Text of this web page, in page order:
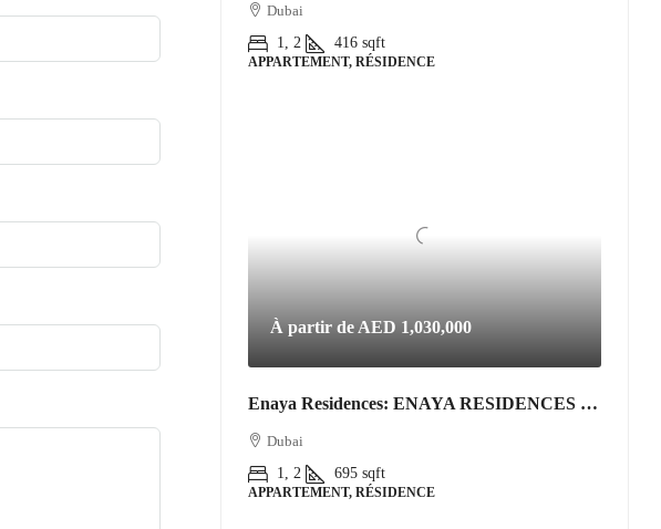
Dubai
1, 2
416 sqft
APPARTEMENT, RÉSIDENCE
À partir de AED 1,030,000
Enaya Residences: ENAYA RESIDENCES • JVT DISTRICT 3
Dubai
1, 2
695 sqft
APPARTEMENT, RÉSIDENCE